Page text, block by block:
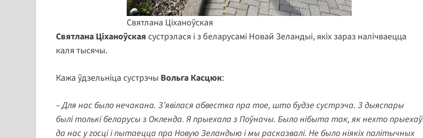
Святлана Ціханоўская
Святлана Ціханоўская сустрэлася і з беларусамі Новай Зеландыі, якіх зараз налічваецца
каля тысячы.
Кажа ўдзельніца сустрэчы Вольга Касцюк:
– Для нас было нечакана. З’явілася абвестка пра тое, што будзе сустрэча. З дыяспары
былі толькі беларусы з Окленда. Я прыехала з Поўначы. Было нібыта так, як нехто прыехаў
да нас у госці і пытаецца пра Новую Зеландыю і мы расказвалі. Не было ніякіх палітычных